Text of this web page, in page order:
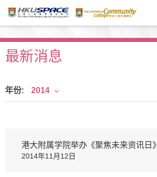
主
容最新消息
年份: 2014
港大附属学院举办《聚焦未来资讯日》
2014年11月12日